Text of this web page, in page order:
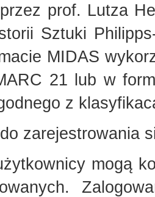
prof. Lutza
Sztuki
MIDAS
21 lub w
z
zarejestrowania
mogą